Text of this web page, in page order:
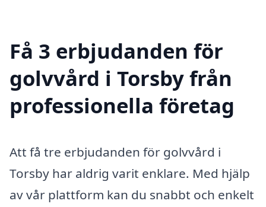
Få 3 erbjudanden för
golvvård i Torsby från
professionella företag
Att få tre erbjudanden för golvvård i
Torsby har aldrig varit enklare. Med hjälp
av vår plattform kan du snabbt och enkelt